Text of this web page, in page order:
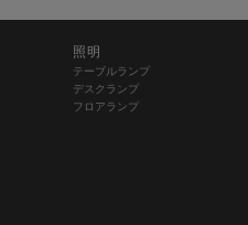
照明
テーブルランプ
デスクランプ
フロアランプ